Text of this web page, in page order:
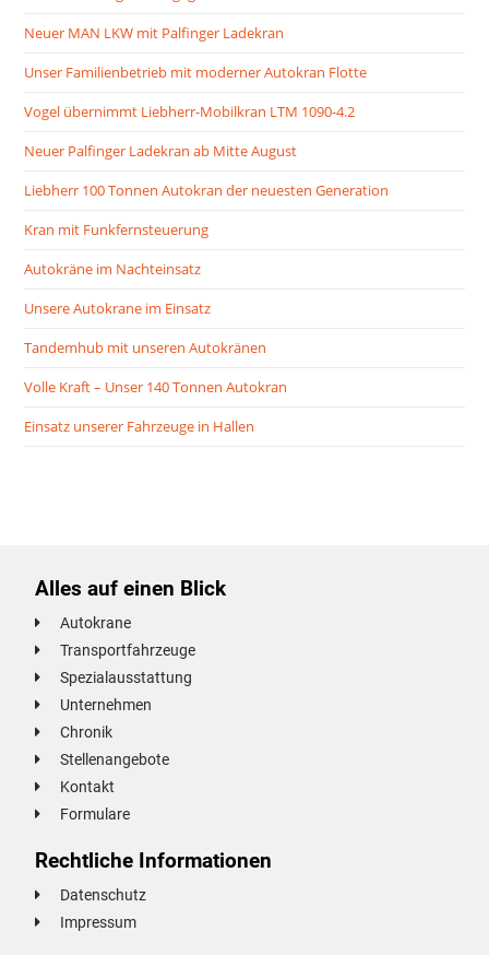
Neuer MAN LKW mit Palfinger Ladekran
Unser Familienbetrieb mit moderner Autokran Flotte
Vogel übernimmt Liebherr-Mobilkran LTM 1090-4.2
Neuer Palfinger Ladekran ab Mitte August
Liebherr 100 Tonnen Autokran der neuesten Generation
Kran mit Funkfernsteuerung
Autokräne im Nachteinsatz
Unsere Autokrane im Einsatz
Tandemhub mit unseren Autokränen
Volle Kraft – Unser 140 Tonnen Autokran
Einsatz unserer Fahrzeuge in Hallen
Alles auf einen Blick
Autokrane
Transportfahrzeuge
Spezialausstattung
Unternehmen
Chronik
Stellenangebote
Kontakt
Formulare
Rechtliche Informationen
Datenschutz
Impressum